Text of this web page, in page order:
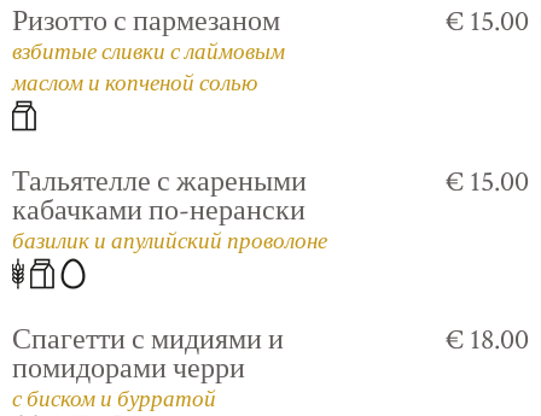
Ризотто с пармезаном
взбитые сливки с лаймовым
маслом и копченой солью
€ 15.00
Тальятелле с жареными
кабачками по-нерански
базилик и апулийский проволоне
€ 15.00
Спагетти с мидиями и
помидорами черри
с биском и бурратой
€ 18.00